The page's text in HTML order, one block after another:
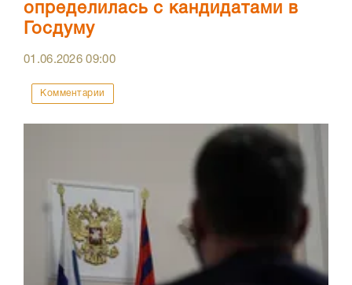
определилась с кандидатами в
Госдуму
01.06.202609:00
Комментарии